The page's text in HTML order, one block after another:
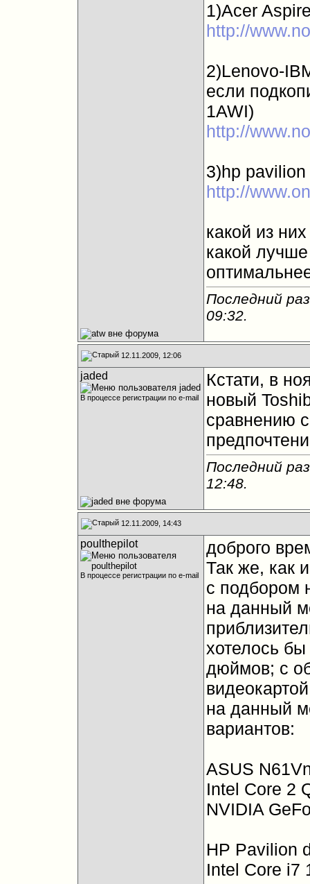
1)Acer
http://
2)Lenovo-
если
1AWI)
http://
3)hp
http://
какой из
какой лучше
Последний
09:32.
12.11.2009, 12:06
jaded
В процессе регистрации по e-mail
Кстати, в
новый
сравнению
Последний
12:48.
12.11.2009, 14:43
poulthepilot
В процессе регистрации по e-mail
доброго
Так же, как
с подбором
на данный
хотелось
дюймов; с
на данный
вариантов:
ASUS
Intel Core 2
NVIDIA
HP Pavilion
Intel Core i7